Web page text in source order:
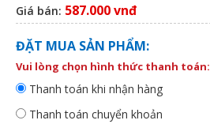
Giá bán: 587.000 vnđ
ĐẶT MUA SẢN PHẨM:
Vui lòng chọn hình thức thanh toán:
Thanh toán khi nhận hàng
Thanh toán chuyển khoản